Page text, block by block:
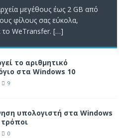
μεγέθους έως 2 GB από
φίλους σας εύκολα,
WeTransfer. […]
το αριθμητικό
στα Windows 10
9
υπολογιστή στα Windows
τρόποι
0